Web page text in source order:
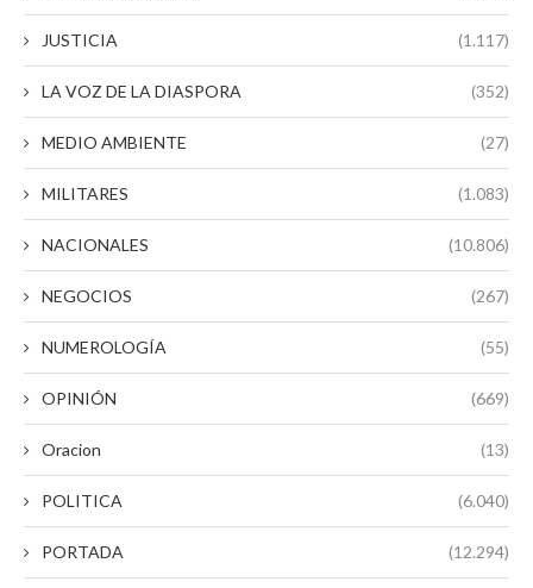
JUSTICIA (1.117)
LA VOZ DE LA DIASPORA (352)
MEDIO AMBIENTE (27)
MILITARES (1.083)
NACIONALES (10.806)
NEGOCIOS (267)
NUMEROLOGÍA (55)
OPINIÓN (669)
Oracion (13)
POLITICA (6.040)
PORTADA (12.294)